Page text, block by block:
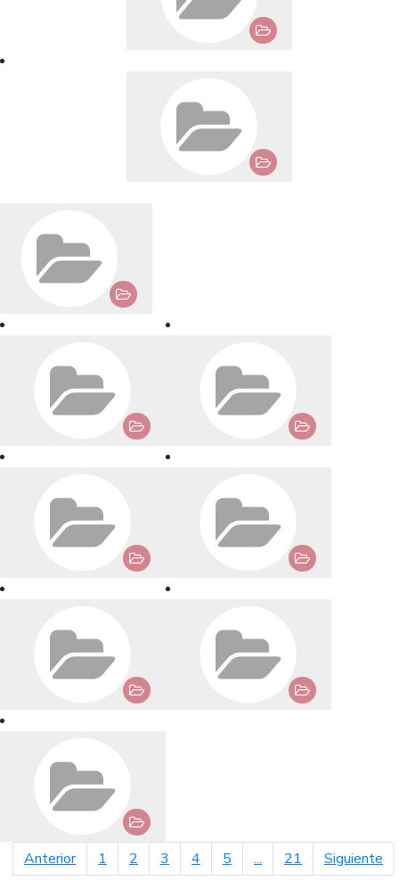
Anteriorpágina anterior
1 2 3 4 5 ... 21 Siguiente